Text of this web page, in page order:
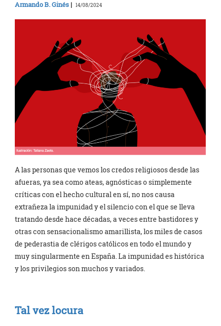
Armando B. Ginés | 14/08/2024
A las personas que vemos los credos religiosos desde las
afueras, ya sea como ateas, agnósticas o simplemente
críticas con el hecho cultural en sí, no nos causa
extrañeza la impunidad y el silencio con el que se lleva
tratando desde hace décadas, a veces entre bastidores y
otras con sensacionalismo amarillista, los miles de casos
de pederastia de clérigos católicos en todo el mundo y
muy singularmente en España. La impunidad es histórica
y los privilegios son muchos y variados.
Tal vez locura